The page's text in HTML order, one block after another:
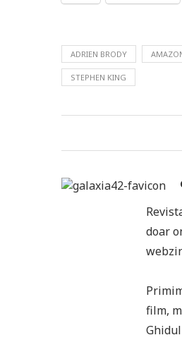
ADRIEN BRODY
STEPHEN KING
doar
film,